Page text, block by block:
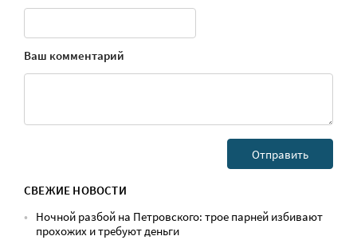
Ваш комментарий
СВЕЖИЕ НОВОСТИ
Ночной разбой на Петровского: трое парней избивают
прохожих и требуют деньги